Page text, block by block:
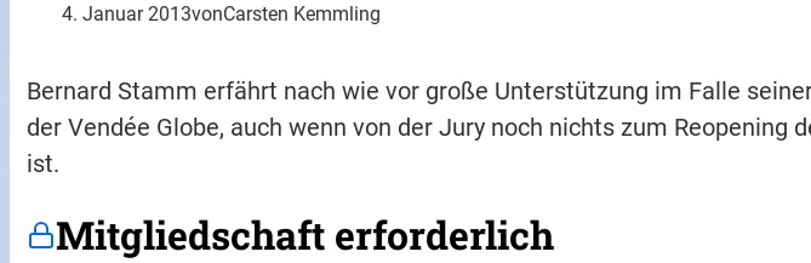
4. Januar 2013vonCarsten Kemmling
Bernard Stamm erfährt nach wie vor große Unterstützung im Falle
der Vendée Globe, auch wenn von der Jury noch nichts zum Reopening
ist.
Mitgliedschaft erforderlich